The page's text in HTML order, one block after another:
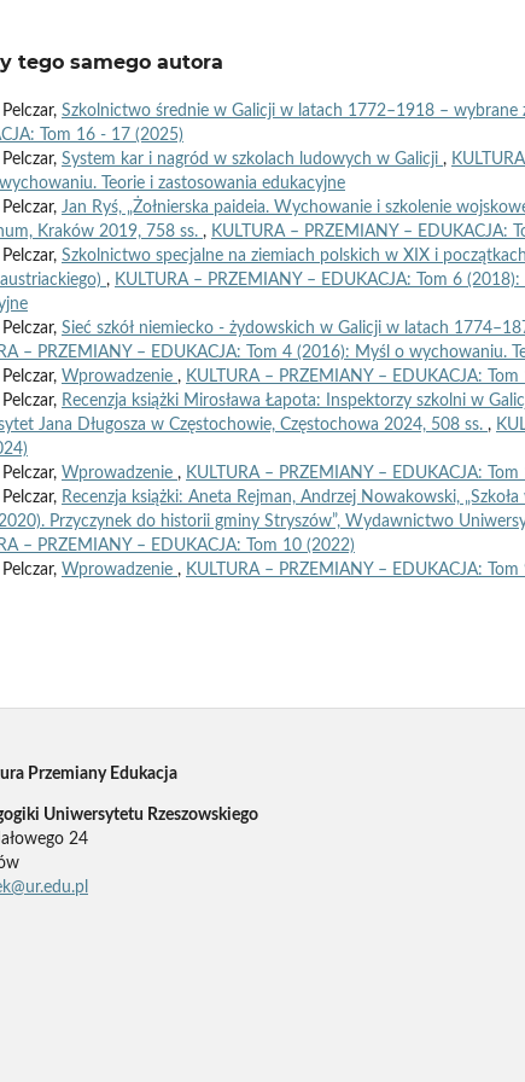
tego samego autora
Szkolnictwo średnie w Galicji w latach 1772–1918 – wybrane
Tom 16 - 17 (2025)
System kar i nagród w szkolach ludowych w Galicji ,
Teorie i zastosowania edukacyjne
Jan Ryś, „Żołnierska paideia. Wychowanie i szkolenie
Kraków 2019, 758 ss. , KULTURA – PRZEMIANY – EDUKACJA:
Szkolnictwo specjalne na ziemiach polskich w XIX i
, KULTURA – PRZEMIANY – EDUKACJA: Tom 6
Sieć szkół niemiecko - żydowskich w Galicji w latach
– PRZEMIANY – EDUKACJA: Tom 4 (2016): Myśl o wychowaniu.
Wprowadzenie , KULTURA – PRZEMIANY – EDUKACJA:
Recenzja książki Mirosława Łapota: Inspektorzy szkolni w
Jana Długosza w Częstochowie, Częstochowa 2024, 508 ss. ,
Wprowadzenie , KULTURA – PRZEMIANY – EDUKACJA:
Recenzja książki: Aneta Rejman, Andrzej Nowakowski,
Przyczynek do historii gminy Stryszów”, Wydawnictwo
– PRZEMIANY – EDUKACJA: Tom 10 (2022)
Wprowadzenie , KULTURA – PRZEMIANY – EDUKACJA: Tom
Przemiany Edukacja
Uniwersytetu Rzeszowskiego
24